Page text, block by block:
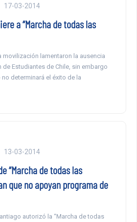
17-03-2014
a “Marcha de todas las
movilización lamentaron la ausencia
de Estudiantes de Chile, sin embargo
determinará el éxito de la
13-03-2014
“Marcha de todas las
que no apoyan programa de
autorizó la “Marcha de todas